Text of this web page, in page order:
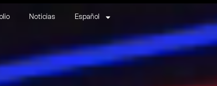
Noticias Español